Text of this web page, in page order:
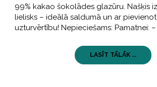
99% kakao šokolādes glazūru. Našķis
lielisks – ideālā saldumā un ar
uzturvērtību! Nepieciešams: Pamatnei: –
LASĪT TĀLĀK ...